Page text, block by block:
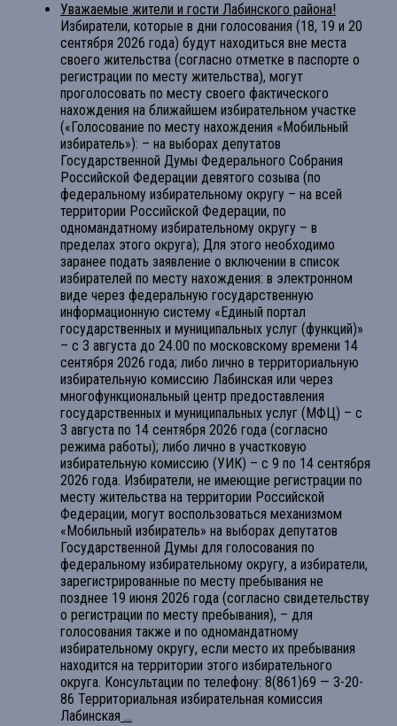
Уважаемые жители и гости Лабинского района!
Избиратели, которые в дни голосования (18, 19 и 20
сентября 2026 года) будут находиться вне места
своего жительства (согласно отметке в паспорте о
регистрации по месту жительства), могут
проголосовать по месту своего фактического
нахождения на ближайшем избирательном участке
(«Голосование по месту нахождения «Мобильный
избиратель»): – на выборах депутатов
Государственной Думы Федерального Собрания
Российской Федерации девятого созыва (по
федеральному избирательному округу – на всей
территории Российской Федерации, по
одномандатному избирательному округу – в
пределах этого округа); Для этого необходимо
заранее подать заявление о включении в список
избирателей по месту нахождения: в электронном
виде через федеральную государственную
информационную систему «Единый портал
государственных и муниципальных услуг (функций)»
– с 3 августа до 24.00 по московскому времени 14
сентября 2026 года; либо лично в территориальную
избирательную комиссию Лабинская или через
многофункциональный центр предоставления
государственных и муниципальных услуг (МФЦ) – с
3 августа по 14 сентября 2026 года (согласно
режима работы); либо лично в участковую
избирательную комиссию (УИК) – с 9 по 14 сентября
2026 года. Избиратели, не имеющие регистрации по
месту жительства на территории Российской
Федерации, могут воспользоваться механизмом
«Мобильный избиратель» на выборах депутатов
Государственной Думы для голосования по
федеральному избирательному округу, а избиратели,
зарегистрированные по месту пребывания не
позднее 19 июня 2026 года (согласно свидетельству
о регистрации по месту пребывания), – для
голосования также и по одномандатному
избирательному округу, если место их пребывания
находится на территории этого избирательного
округа. Консультации по телефону: 8(861)69 — 3-20-
86 Территориальная избирательная комиссия
Лабинская ...